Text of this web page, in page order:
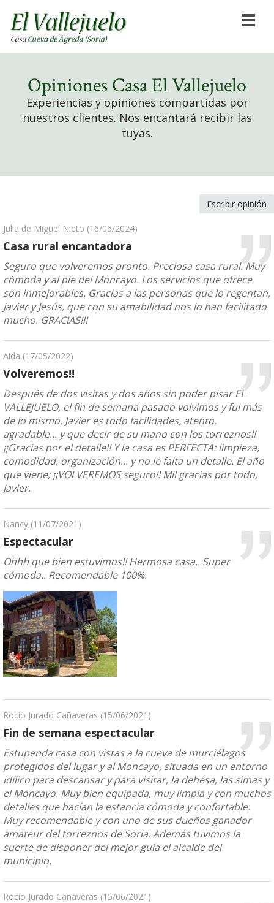
Opiniones Casa El Vallejuelo
Experiencias y opiniones compartidas por
nuestros clientes. Nos encantará recibir las
tuyas.
Escribir opinión
Julia de Miguel Nieto (16/06/2024)
Casa rural encantadora
Seguro que volveremos pronto. Preciosa casa rural. Muy
cómoda y al pie del Moncayo. Los servicios que ofrece
son inmejorables. Gracias a las personas que lo regentan,
Javier y Jesús, que con su amabilidad nos lo han facilitado
mucho. GRACIAS!!!
Aida (17/05/2022)
Volveremos!!
Después de dos visitas y dos años sin poder pisar EL
VALLEJUELO, el fin de semana pasado volvimos y fui más
de lo mismo. Javier es todo facilidades, atento,
agradable... y que decir de su mano con los torreznos!!
¡¡Gracias por el detalle!! Y la casa es PERFECTA: limpieza,
comodidad, organización... y no le falta un detalle. El año
que viene; ¡¡VOLVEREMOS seguro!! Mil gracias por todo,
Javier.
Nancy (11/07/2021)
Espectacular
Ohhh que bien estuvimos!! Hermosa casa.. Super
cómoda.. Recomendable 100%.
Rocío Jurado Cañaveras (15/06/2021)
Fin de semana espectacular
Estupenda casa con vistas a la cueva de murciélagos
protegidos del lugar y al Moncayo, situada en un entorno
idílico para descansar y para visitar, la dehesa, las simas y
el Moncayo. Muy bien equipada, muy limpia y con muchos
detalles que hacían la estancia cómoda y confortable.
Muy recomendable y con uno de sus dueños ganador
amateur del torreznos de Soria. Además tuvimos la
suerte de disponer del mejor guía el alcalde del
municipio.
Rocío Jurado Cañaveras (15/06/2021)